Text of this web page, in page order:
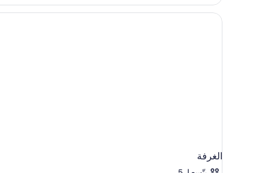
لذوي
الاحتياجات
الغرفة